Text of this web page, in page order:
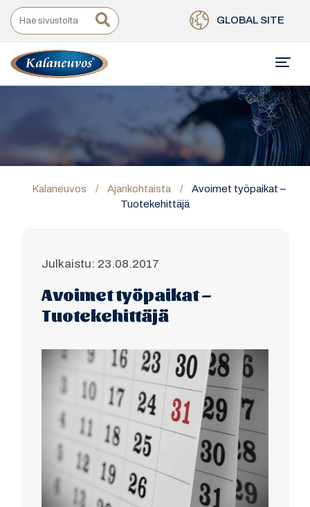
GLOBAL SITE
Kalaneuvos / Ajankohtaista /
Avoimet työpaikat –
Tuotekehittäjä
Julkaistu: 23.08.2017
Avoimet työpaikat –
Tuotekehittäjä